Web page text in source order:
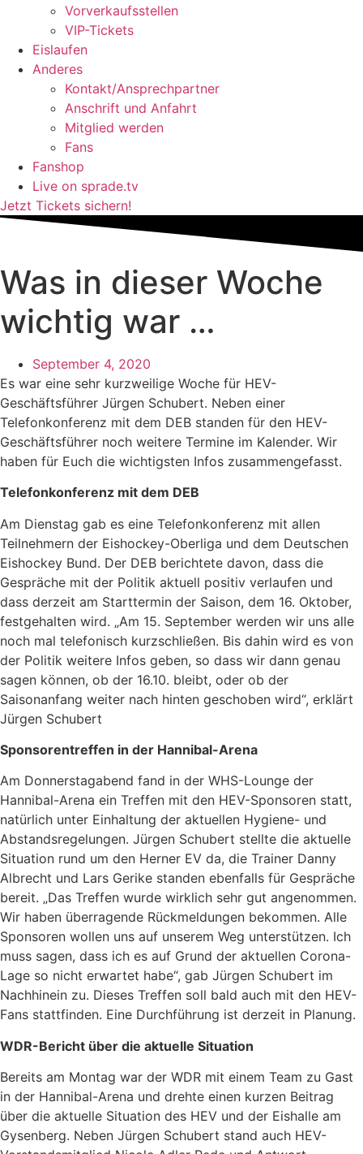
Vorverkaufsstellen
VIP-Tickets
Eislaufen
Anderes
Kontakt/Ansprechpartner
Anschrift und Anfahrt
Mitglied werden
Fans
Fanshop
Live on sprade.tv
Jetzt Tickets sichern!
Was in dieser Woche
wichtig war …
September 4, 2020
Es war eine sehr kurzweilige Woche für HEV-
Geschäftsführer Jürgen Schubert. Neben einer
Telefonkonferenz mit dem DEB standen für den HEV-
Geschäftsführer noch weitere Termine im Kalender. Wir
haben für Euch die wichtigsten Infos zusammengefasst.
Telefonkonferenz mit dem DEB
Am Dienstag gab es eine Telefonkonferenz mit allen
Teilnehmern der Eishockey-Oberliga und dem Deutschen
Eishockey Bund. Der DEB berichtete davon, dass die
Gespräche mit der Politik aktuell positiv verlaufen und
dass derzeit am Starttermin der Saison, dem 16. Oktober,
festgehalten wird. „Am 15. September werden wir uns alle
noch mal telefonisch kurzschließen. Bis dahin wird es von
der Politik weitere Infos geben, so dass wir dann genau
sagen können, ob der 16.10. bleibt, oder ob der
Saisonanfang weiter nach hinten geschoben wird“, erklärt
Jürgen Schubert
Sponsorentreffen in der Hannibal-Arena
Am Donnerstagabend fand in der WHS-Lounge der
Hannibal-Arena ein Treffen mit den HEV-Sponsoren statt,
natürlich unter Einhaltung der aktuellen Hygiene- und
Abstandsregelungen. Jürgen Schubert stellte die aktuelle
Situation rund um den Herner EV da, die Trainer Danny
Albrecht und Lars Gerike standen ebenfalls für Gespräche
bereit. „Das Treffen wurde wirklich sehr gut angenommen.
Wir haben überragende Rückmeldungen bekommen. Alle
Sponsoren wollen uns auf unserem Weg unterstützen. Ich
muss sagen, dass ich es auf Grund der aktuellen Corona-
Lage so nicht erwartet habe“, gab Jürgen Schubert im
Nachhinein zu. Dieses Treffen soll bald auch mit den HEV-
Fans stattfinden. Eine Durchführung ist derzeit in Planung.
WDR-Bericht über die aktuelle Situation
Bereits am Montag war der WDR mit einem Team zu Gast
in der Hannibal-Arena und drehte einen kurzen Beitrag
über die aktuelle Situation des HEV und der Eishalle am
Gysenberg. Neben Jürgen Schubert stand auch HEV-